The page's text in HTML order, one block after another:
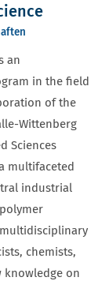
an
in the field
of the
Wittenberg
Sciences
multifaceted
industrial
chemists,
knowledge on